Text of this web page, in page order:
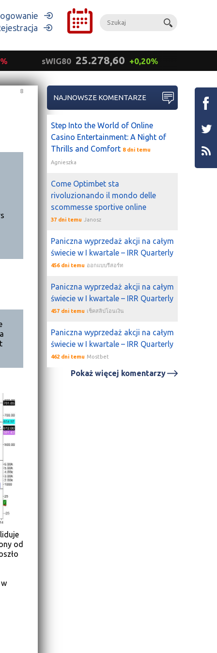
sWIG80 25.278,60 +0,20%
8
od
NAJNOWSZE KOMENTARZE
Step Into the World of Online
Casino Entertainment: A Night of
Thrills and Comfort 8 dni temu
Agnieszka
Come Optimbet sta
rivoluzionando il mondo delle
scommesse sportive online
37 dni temu Janosz
Paniczna wyprzedaż akcji na całym
świecie w I kwartale – IRR Quarterly
456 dni temu ออกแบบรีสอร์ท
Paniczna wyprzedaż akcji na całym
świecie w I kwartale – IRR Quarterly
457 dni temu เช็คสลิปโอนเงิน
Paniczna wyprzedaż akcji na całym
świecie w I kwartale – IRR Quarterly
462 dni temu Mostbet
Pokaż więcej komentarzy